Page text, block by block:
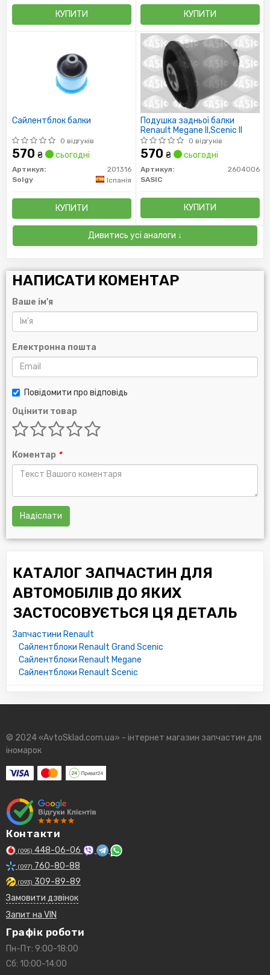
КУПИТИ КУПИТИ
Сайлентблок балки
0 відгуків
570 ₴ сьогодні
Артикул:
201316
Solgy
Іспанія
КУПИТИ
Подушка задньої балки
Renault Megane II,Scenic II
0 відгуків
570 ₴ сьогодні
Артикул:
2604006
SASIC
КУПИТИ
Дивитись усі аналоги ↓
НАПИСАТИ КОМЕНТАР
Ваше ім'я
Електронна пошта
Повідомити про відповідь
Оцінити товар
Коментар *
Надіслати
КАТАЛОГ ЗАПЧАСТИН ДЛЯ
АВТОМОБІЛІВ ДО ЯКИХ
ЗАСТОСОВУЄТЬСЯ ЦЯ ДЕТАЛЬ
Запчастини Renault
Сайлентблоки Renault Grand Scenic
Сайлентблоки Renault Megane
Сайлентблоки Renault Scenic
© 2024 «AvtoSklad.com.ua» - інтернет магазин запчастин для
іномарок
Контакти
(095) 448-06-06
(097) 760-80-88
(093) 309-89-89
Замовити дзвінок
Запит на VIN
Графік роботи
Пн-Пт: 9:00-18:00
Сб: 10:00-14:00